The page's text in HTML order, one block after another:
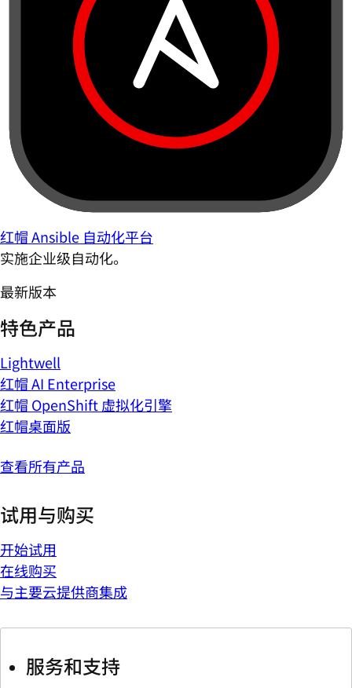
红帽 Ansible 自动化平台
实施企业级自动化。
最新版本
特色产品
Lightwell
红帽 AI Enterprise
红帽 OpenShift 虚拟化引擎
红帽桌面版
查看所有产品
试用与购买
开始试用
在线购买
与主要云提供商集成
服务和支持